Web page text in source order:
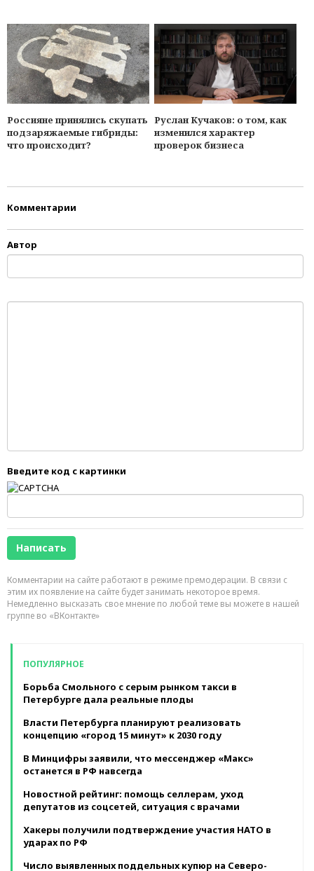
Россияне принялись скупать
подзаряжаемые гибриды:
что происходит?
Руслан Кучаков: о том, как
изменился характер
проверок бизнеса
Комментарии
Автор
Введите код с картинки
Комментарии на сайте работают в режиме премодерации. В связи с
этим их появление на сайте будет занимать некоторое время.
Немедленно высказать свое мнение по любой теме вы можете в нашей
группе во «ВКонтакте»
ПОПУЛЯРНОЕ
Борьба Смольного с серым рынком такси в
Петербурге дала реальные плоды
Власти Петербурга планируют реализовать
концепцию «город 15 минут» к 2030 году
В Минцифры заявили, что мессенджер «Макс»
останется в РФ навсегда
Новостной рейтинг: помощь селлерам, уход
депутатов из соцсетей, ситуация с врачами
Хакеры получили подтверждение участия НАТО в
ударах по РФ
Число выявленных поддельных купюр на Северо-